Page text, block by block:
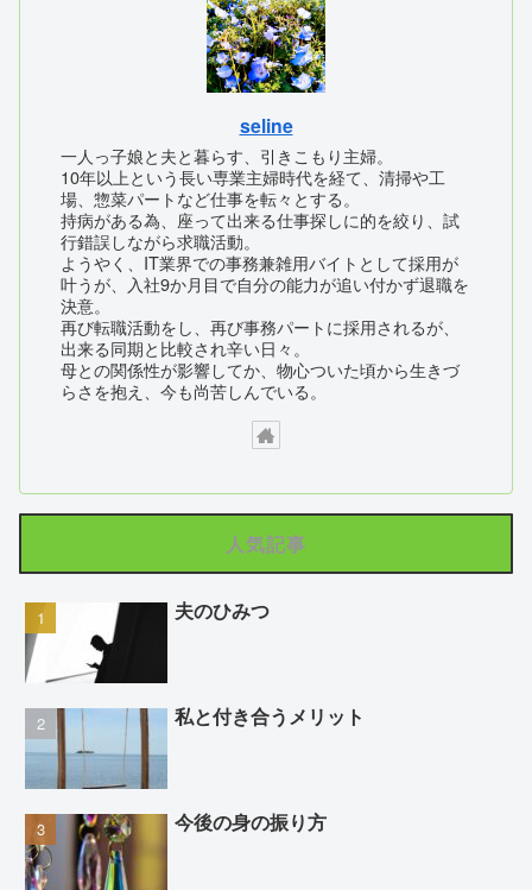
seline
一人っ子娘と夫と暮らす、引きこもり主婦。
10年以上という長い専業主婦時代を経て、清掃や工
場、惣菜パートなど仕事を転々とする。
持病がある為、座って出来る仕事探しに的を絞り、試
行錯誤しながら求職活動。
ようやく、IT業界での事務兼雑用バイトとして採用が
叶うが、入社9か月目で自分の能力が追い付かず退職を
決意。
再び転職活動をし、再び事務パートに採用されるが、
出来る同期と比較され辛い日々。
母との関係性が影響してか、物心ついた頃から生きづ
らさを抱え、今も尚苦しんでいる。
人気記事
夫のひみつ
私と付き合うメリット
今後の身の振り方